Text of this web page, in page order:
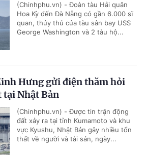
(Chinhphu.vn) - Đoàn tàu Hải quân
Hoa Kỳ đến Đà Nẵng có gần 6.000 sĩ
quan, thủy thủ của tàu sân bay USS
George Washington và 2 tàu hộ...
Hưng gửi điện thăm hỏi
tại Nhật Bản
(Chinhphu.vn) - Được tin trận động
đất xảy ra tại tỉnh Kumamoto và khu
vực Kyushu, Nhật Bản gây nhiều tổn
thất về người và tài sản, ngày...